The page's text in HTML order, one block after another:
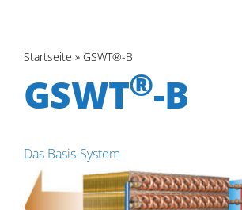
Startseite » GSWT®-B
GSWT®-B
Das Basis-System